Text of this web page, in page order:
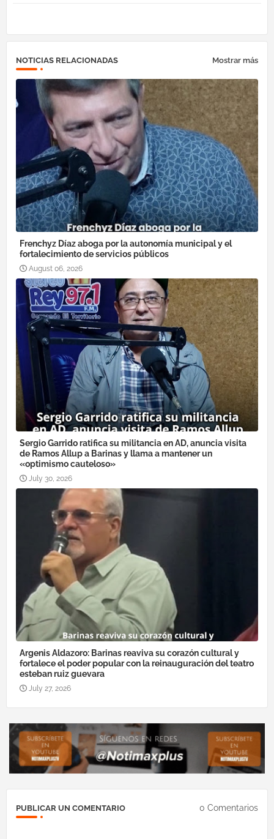
NOTICIAS RELACIONADAS Mostrar más
Frenchyz Díaz aboga por la autonomía municipal y el
fortalecimiento de servicios públicos
August 06, 2026
Sergio Garrido ratifica su militancia en AD, anuncia visita
de Ramos Allup a Barinas y llama a mantener un
«optimismo cauteloso»
July 30, 2026
Argenis Aldazoro: Barinas reaviva su corazón cultural y
fortalece el poder popular con la reinauguración del teatro
esteban ruiz guevara
July 27, 2026
PUBLICAR UN COMENTARIO 0 Comentarios